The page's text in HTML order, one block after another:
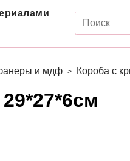
и мдф Короба с